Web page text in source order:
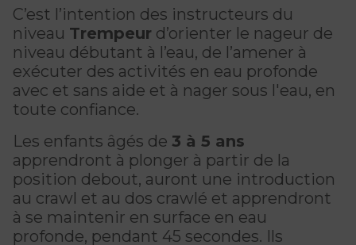
DEVENIR MEMBRE
Abonnement
ACTIVITÉS PHYSIQUES
Gym
Cours de groupe
Guide des parents
Expérience internationale
L'histoire de Kanawana
Ancien.ne.s de Kanawana
LES PROGRAMMES
Trouver un camp de vacances
INTERVENTION ET PRÉVENTION
Prévention des dépendances
Passeport pour ma réussite
Soutien aux familles
Prévention du décrochage scolaire
Aquaforme
Formation continue
Voir tout
QUALIFICATIONS AQUATIQUES ET SECOURISME
Sauvetage
Secourisme et RCR
Aide à l'emploi
Travail alternatif journalier
Voir tout
TRAVAIL DE RUE ET DE MILIEU
Dans la rue
À YUL Montréal-Trudeau
C’est l’intention des instructeurs du
niveau Trempeur d’orienter le nageur de
niveau débutant à l’eau, de l’amener à
exécuter des activités en eau profonde
avec et sans aide et à nager sous l'eau, en
toute confiance.
Les enfants âgés de 3 à 5 ans
apprendront à plonger à partir de la
position debout, auront une introduction
au crawl et au dos crawlé et apprendront
à se maintenir en surface en eau
profonde, pendant 45 secondes. Ils